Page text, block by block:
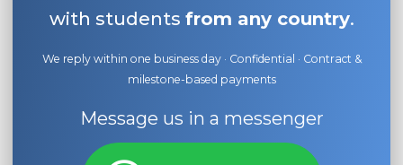
with students from any country.
We reply within one business day · Confidential · Contract &
milestone-based payments
Message us in a messenger